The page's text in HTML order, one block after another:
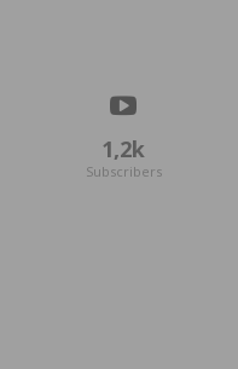
1,2k
Subscribers